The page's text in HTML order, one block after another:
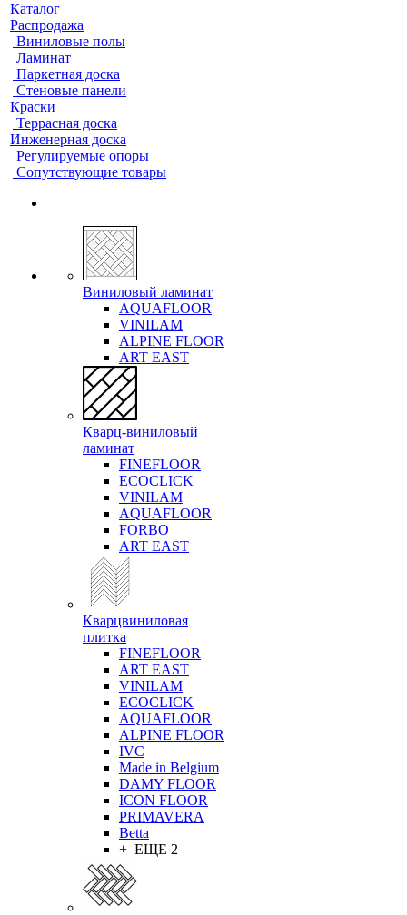
Каталог
Распродажа
Виниловые полы
Ламинат
Паркетная доска
Стеновые панели
Краски
Террасная доска
Инженерная доска
Регулируемые опоры
Сопутствующие товары
Виниловый ламинат
AQUAFLOOR
VINILAM
ALPINE FLOOR
ART EAST
Кварц-виниловый
ламинат
FINEFLOOR
ECOCLICK
VINILAM
AQUAFLOOR
FORBO
ART EAST
Кварцвиниловая
плитка
FINEFLOOR
ART EAST
VINILAM
ECOCLICK
AQUAFLOOR
ALPINE FLOOR
IVC
Made in Belgium
DAMY FLOOR
ICON FLOOR
PRIMAVERA
Betta
+ ЕЩЕ 2